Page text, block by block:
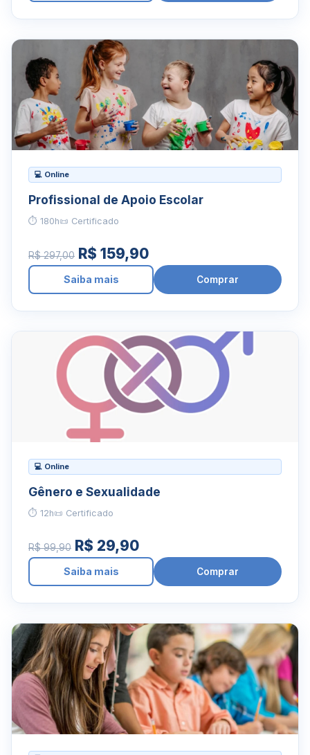
💻 Online
Profissional de Apoio Escolar
⏱ 180h📜 Certificado
R$ 297,00 R$ 159,90
Saiba mais Comprar
💻 Online
Gênero e Sexualidade
⏱ 12h📜 Certificado
R$ 99,90 R$ 29,90
Saiba mais Comprar